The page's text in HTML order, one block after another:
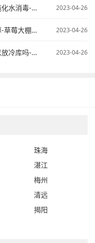
呼和浩特洁净区臭氧浓度设计-臭氧对纯化水消毒-臭氧纯水杀菌 2023-04-26
合肥臭氧杀菌食品-污水中臭氧去除甲醇-草莓大棚臭氧使用 2023-04-26
攀枝花印染废水臭氧消毒设备-臭氧可以放冷库吗-桶装水臭氧处理 2023-04-26
珠海
湛江
梅州
清远
揭阳